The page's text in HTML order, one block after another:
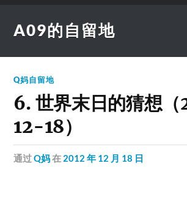
A09的自留地
Q妈自留地
6. 世界末日的猜想
12-18）
通过Q妈在 2012 年 12 月 18 日